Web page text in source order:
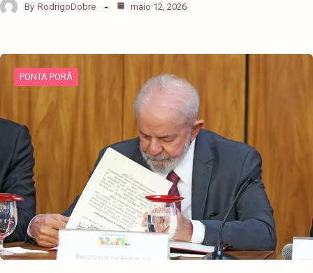
By RodrigoDobre maio 12, 2026
PONTA PORÃ